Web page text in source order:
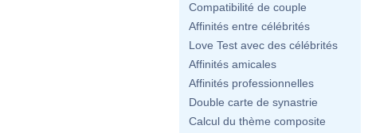
Compatibilité de couple
Affinités entre célébrités
Love Test avec des célébrités
Affinités amicales
Affinités professionnelles
Double carte de synastrie
Calcul du thème composite